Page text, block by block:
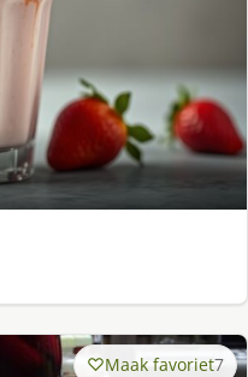
Maak favoriet7